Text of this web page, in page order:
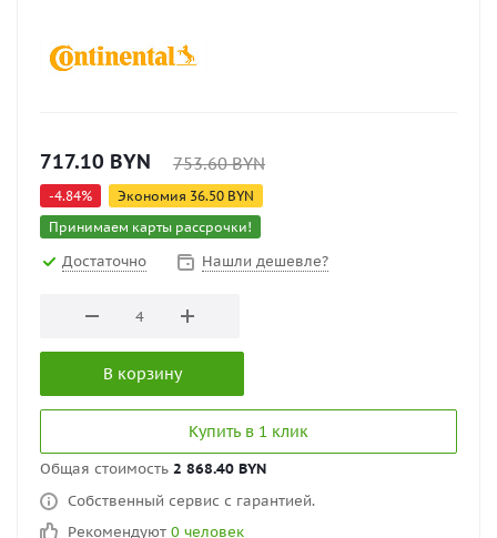
717.10 BYN 753.60BYN
-4.84% Экономия 36.50 BYN
Принимаем карты рассрочки!
Достаточно Нашли дешевле?
В корзину
Купить в 1 клик
Общая стоимость 2 868.40 BYN
Собственный сервис с гарантией.
Рекомендуют 0 человек